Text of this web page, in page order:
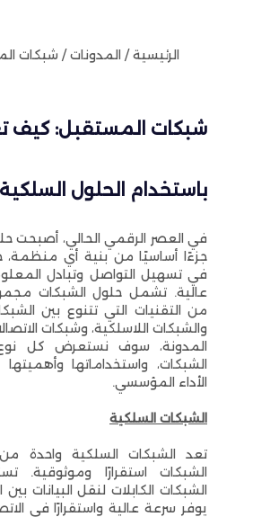
الرئيسية / المدونات / شبكات
شبكات المستقبل: كيف
باستخدام الحلول
في العصر الرقمي الحالي، أصبحت
جزءًا أساسيًا من بنية أي
في تسهيل التواصل وتبادل
عالية. تشمل حلول الشبكات
من التقنيات التي تتنوع بين
والشبكات اللاسلكية، وشبكات
المدونة، سوف نستعرض كل
الشبكات، واستخداماتها
الأداء المؤسسي.
الشبكات السلكية
تعد الشبكات السلكية واحدة
الشبكات استقرارًا وموثوقية.
الشبكات الكابلات لنقل البيانات بين
يوفر سرعة عالية واستقرارًا في